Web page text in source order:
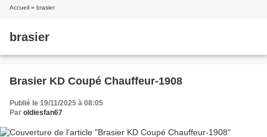
Accueil » brasier
brasier
Brasier KD Coupé Chauffeur-1908
Publié le 19/11/2025 à 08:05
Par oldiesfan67